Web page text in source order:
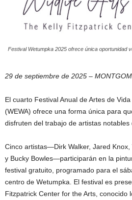
Festival Wetumpka 2025 ofrece única oportunidad
29 de septiembre de 2025 –
El cuarto Festival Anual de Artes de
(WEWA) ofrece una forma única para
disfruten del trabajo de artistas notables
Cinco artistas—Dirk Walker, Jared Knox,
y Bucky Bowles—participarán en la
festival gratuito, programado para el
centro de Wetumpka. El festival es
Fitzpatrick Center for the Arts, conocido